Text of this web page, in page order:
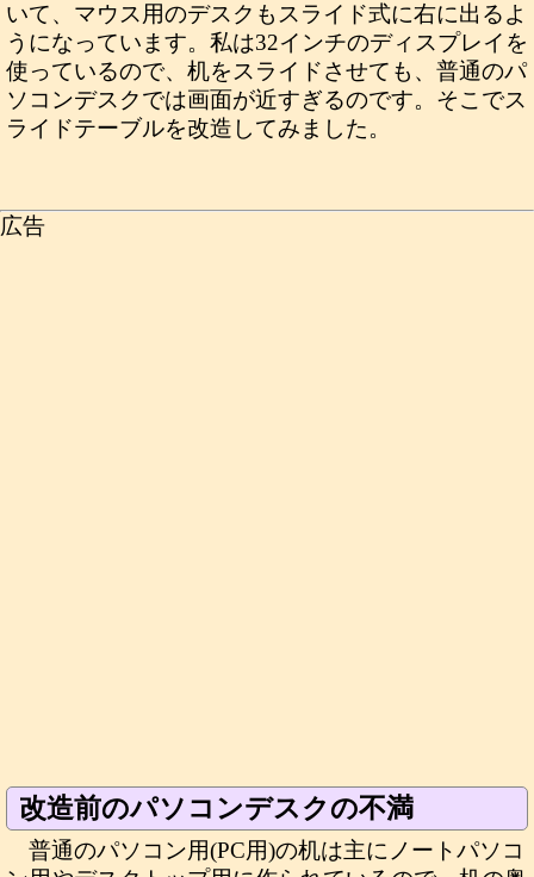
いて、マウス用のデスクもスライド式に右に出るよ
うになっています。私は32インチのディスプレイを
使っているので、机をスライドさせても、普通のパ
ソコンデスクでは画面が近すぎるのです。そこでス
ライドテーブルを改造してみました。
広告
改造前のパソコンデスクの不満
普通のパソコン用(PC用)の机は主にノートパソコ